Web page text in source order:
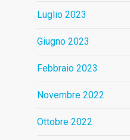
Luglio 2023
Giugno 2023
Febbraio 2023
Novembre 2022
Ottobre 2022